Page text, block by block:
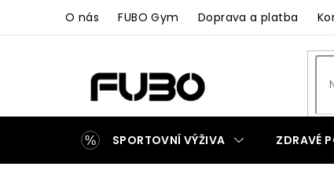
obsah
O nás FUBO Gym Doprava a platba
SPORTOVNÍ VÝŽIVA ZDRAVÉ